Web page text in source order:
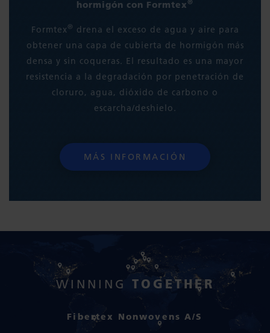
hormigón con Formtex ®
Formtex ® drena el exceso de agua y aire para
obtener una capa de cubierta de hormigón más
densa y sin coqueras. El resultado es una mayor
resistencia a la degradación por penetración de
cloruro, agua, dióxido de carbono o
escarcha/deshielo.
MÁS INFORMACIÓN
WINNING TOGETHER
Fibertex Nonwovens A/S